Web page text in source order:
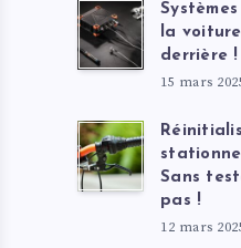
la
derrière !
15 mars
Sans
pas !
12 mars